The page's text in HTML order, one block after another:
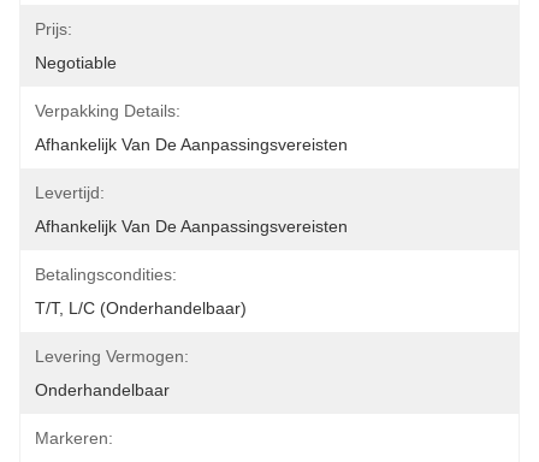
Prijs:
Negotiable
Verpakking Details:
Afhankelijk Van De Aanpassingsvereisten
Levertijd:
Afhankelijk Van De Aanpassingsvereisten
Betalingscondities:
T/T, L/C (onderhandelbaar)
Levering Vermogen:
Onderhandelbaar
Markeren: